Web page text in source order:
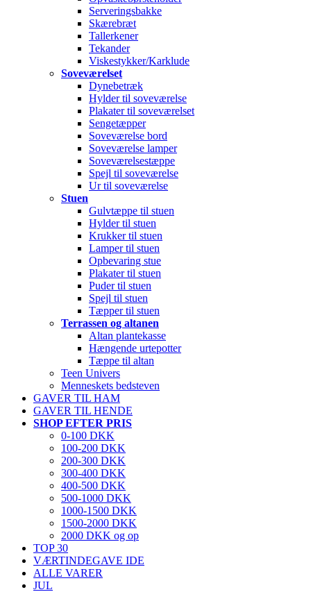
Serveringsbakke
Skærebræt
Tallerkener
Tekander
Viskestykker/Karklude
Soveværelset
Dynebetræk
Hylder til soveværelse
Plakater til soveværelset
Sengetæpper
Soveværelse bord
Soveværelse lamper
Soveværelsestæppe
Spejl til soveværelse
Ur til soveværelse
Stuen
Gulvtæppe til stuen
Hylder til stuen
Krukker til stuen
Lamper til stuen
Opbevaring stue
Plakater til stuen
Puder til stuen
Spejl til stuen
Tæpper til stuen
Terrassen og altanen
Altan plantekasse
Hængende urtepotter
Tæppe til altan
Teen Univers
Menneskets bedsteven
GAVER TIL HAM
GAVER TIL HENDE
SHOP EFTER PRIS
0-100 DKK
100-200 DKK
200-300 DKK
300-400 DKK
400-500 DKK
500-1000 DKK
1000-1500 DKK
1500-2000 DKK
2000 DKK og op
TOP 30
VÆRTINDEGAVE IDE
ALLE VARER
JUL